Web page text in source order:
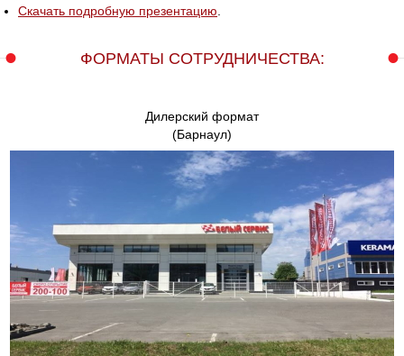
Скачать подробную презентацию
ФОРМАТЫ СОТРУДНИЧЕСТВА:
Дилерский формат
(Барнаул)